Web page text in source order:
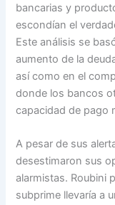
bancarias y
escondían el
Este análisis se
aumento de la
así como en el
donde los bancos
capacidad de pago
A pesar de sus
desestimaron sus
alarmistas. Roubini
subprime llevaría a